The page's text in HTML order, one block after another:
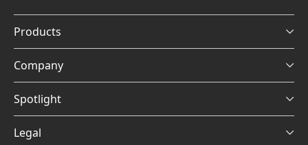
Products
Company
Spotlight
Legal